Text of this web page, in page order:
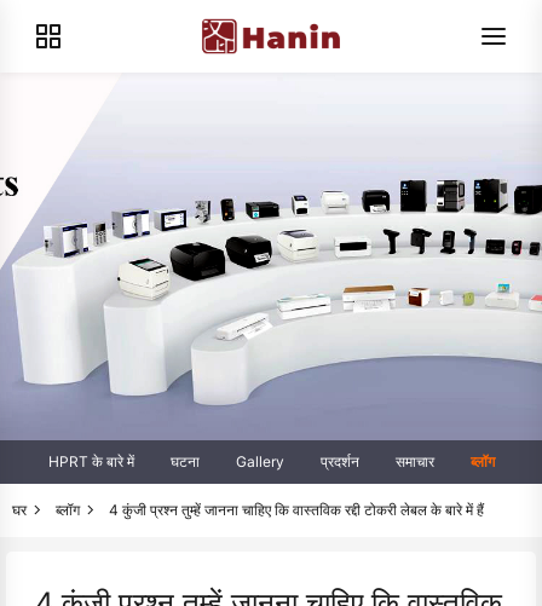
HPRT के बारे में घटना Gallery प्रदर्शन समाचार ब्लॉग
घर ब्लॉग 4 कुंजी प्रश्न तुम्हें जानना चाहिए कि वास्तविक रद्दी टोकरी लेबल के बारे में हैं